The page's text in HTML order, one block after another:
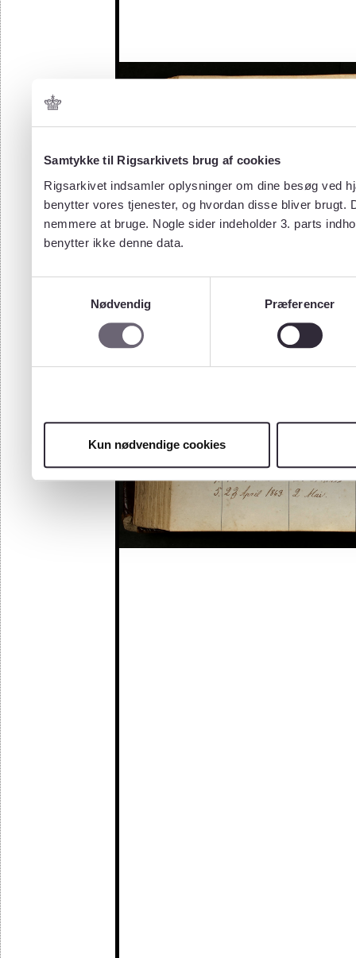
Samtykke til Rigsarkivets brug af cookies
Rigsarkivet indsamler oplysninger om dine besøg ved
benytter vores tjenester, og hvordan disse bliver
nemmere at bruge. Nogle sider indeholder 3. parts
benytter ikke denne data.
Nødvendig
Præferencer
Kun nødvendige cookies